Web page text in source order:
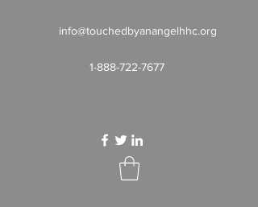
info@touchedbyanangelhhc.org
1-888-722-7677